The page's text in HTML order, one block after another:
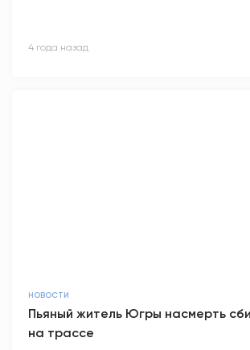
4 года назад
НОВОСТИ
Пьяный житель Югры насмерть
на трассе